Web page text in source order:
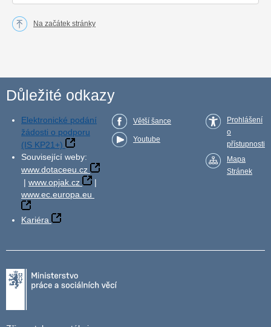
Na začátek stránky
Důležité odkazy
Elektronické podání
žádosti o podporu
(IS KP21+)
Související weby:
www.dotaceeu.cz
| www.opjak.cz
|
www.ec.europa.eu
Kariéra
Větší šance
Youtube
Prohlášení
o
přístupnosti
Mapa
Stránek